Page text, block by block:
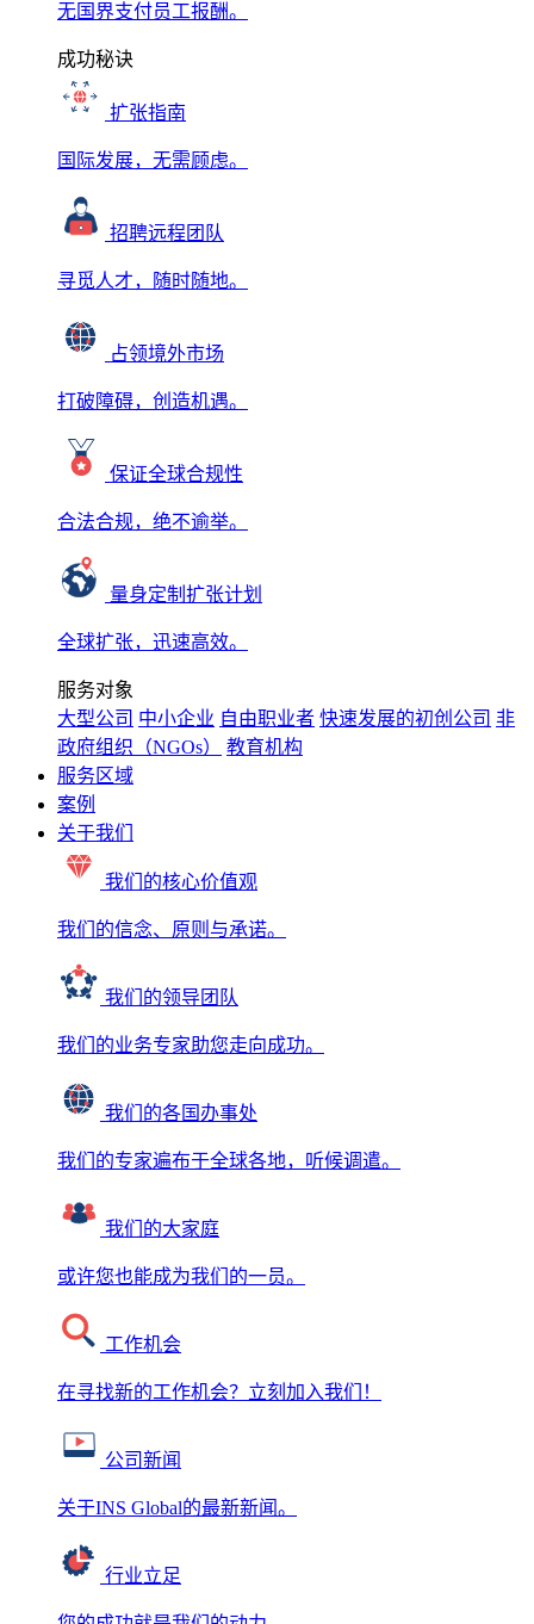
无国界支付员工报酬。
成功秘诀
扩张指南
国际发展，无需顾虑。
招聘远程团队
寻觅人才，随时随地。
占领境外市场
打破障碍，创造机遇。
保证全球合规性
合法合规，绝不逾举。
量身定制扩张计划
全球扩张，迅速高效。
服务对象
大型公司 中小企业 自由职业者 快速发展的初创公司 非
政府组织（NGOs）
教育机构
服务区域
案例
关于我们
我们的核心价值观
我们的信念、原则与承诺。
我们的领导团队
我们的业务专家助您走向成功。
我们的各国办事处
我们的专家遍布于全球各地，听候调遣。
我们的大家庭
或许您也能成为我们的一员。
工作机会
在寻找新的工作机会？立刻加入我们！
公司新闻
关于INS Global的最新新闻。
行业立足